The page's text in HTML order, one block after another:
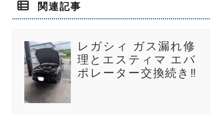
関連記事
レガシィ ガス漏れ修
理とエスティマ エバ
ポレーター交換続き‼️